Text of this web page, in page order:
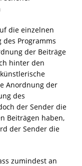
die einzelnen
des Programms
der Beiträge
hinter den
Anordnung der
des
der Sender die
Beiträgen haben,
der Sender die
zumindest an